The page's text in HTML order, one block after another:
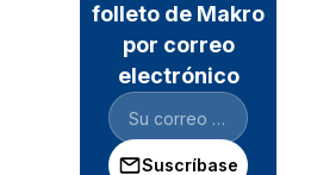
folleto de Makro
por correo
electrónico
Suscríbase